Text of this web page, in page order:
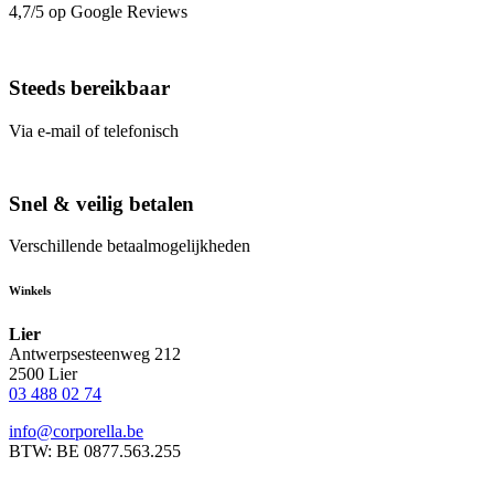
4,7/5 op Google Reviews
Steeds bereikbaar
Via e-mail of telefonisch
Snel & veilig betalen
Verschillende betaalmogelijkheden
Winkels
Lier
Antwerpsesteenweg 212
2500 Lier
03 488 02 74
info@corporella.be
BTW: BE 0877.563.255